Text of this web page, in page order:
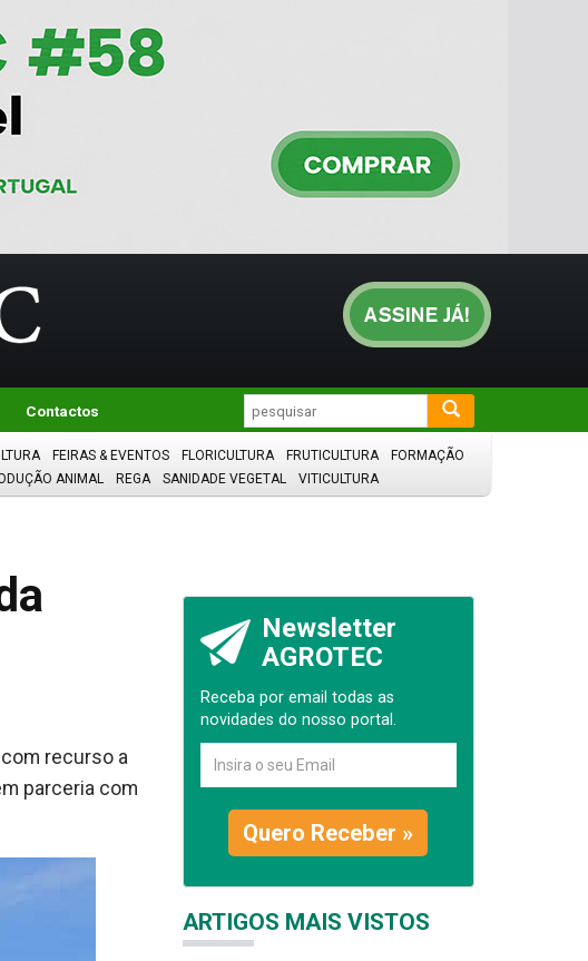
Contactos
FEIRAS & EVENTOS FLORICULTURA FRUTICULTURA
FORMAÇÃO
ANIMAL REGA SANIDADE VEGETAL VITICULTURA
recurso a
parceria com
Newsletter
AGROTEC
Receba por email todas as
novidades do nosso portal.
Quero Receber »
ARTIGOS MAIS VISTOS